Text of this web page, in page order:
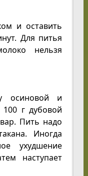
и оставить
Для питья
нельзя
осиновой и
г дубовой
Пить надо
Иногда
ухудшение
наступает